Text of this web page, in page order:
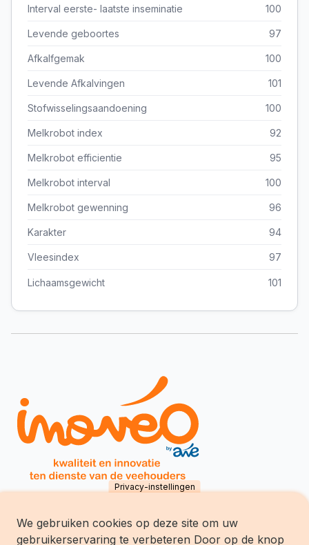
Interval eerste- laatste inseminatie 100
Levende geboortes 97
Afkalfgemak 100
Levende Afkalvingen 101
Stofwisselingsaandoening 100
Melkrobot index 92
Melkrobot efficientie 95
Melkrobot interval 100
Melkrobot gewenning 96
Karakter 94
Vleesindex 97
Lichaamsgewicht 101
Inovéo SCES
chemin du Tersoit 32
Privacy-instellingen
We gebruiken cookies op deze site om uw
gebruikerservaring te verbeteren Door op de knop